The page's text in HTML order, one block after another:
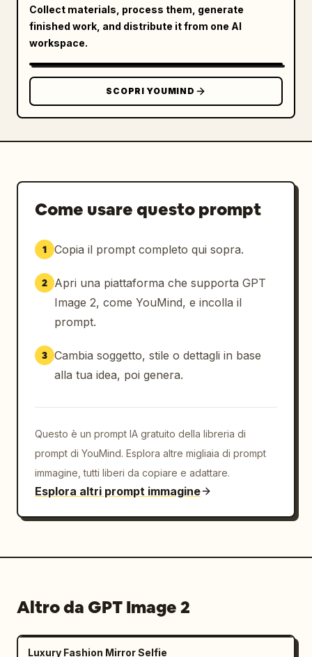
Collect materials, process them, generate
finished work, and distribute it from one AI
workspace.
SCOPRI YOUMIND
Come usare questo prompt
1 Copia il prompt completo qui sopra.
2
Apri una piattaforma che supporta GPT
Image 2, come YouMind, e incolla il
prompt.
3 Cambia soggetto, stile o dettagli in base
alla tua idea, poi genera.
Questo è un prompt IA gratuito della libreria di
prompt di YouMind. Esplora altre migliaia di prompt
immagine, tutti liberi da copiare e adattare.
Esplora altri prompt immagine
Altro da GPT Image 2
Luxury Fashion Mirror Selfie